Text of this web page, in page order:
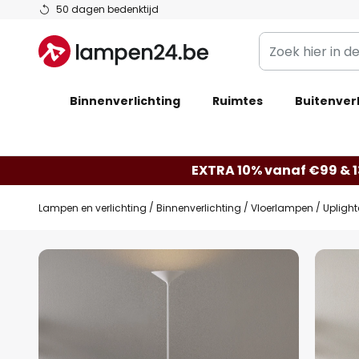
50 dagen bedenktijd
Ga
de
inhoud
Zoek
hier
de
Binnenverlichting Ruimtes
EXTRA 10% vanaf €99 &
Lampen en verlichting Binnenverlichting Vloerlampen
Ga
einde